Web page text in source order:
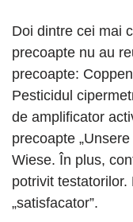
Doi dintre cei mai
precoapte nu au
precoapte:
Pesticidul
de amplificator
precoapte
Wiese. În plus,
potrivit
„satisfacator”.